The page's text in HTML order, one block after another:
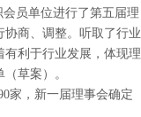
员单位进行了第五届理
协商、调整。听取了行业
利于行业发展，体现理
草案）。
家，新一届理事会确定